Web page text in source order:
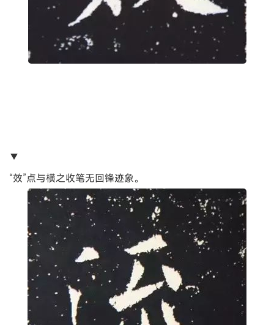
▼
“效”点与横之收笔无回锋迹象。